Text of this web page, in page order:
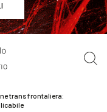
Artificiale
transfrontaliera: